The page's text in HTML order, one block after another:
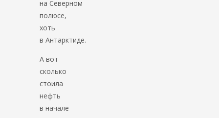
на Северном
полюсе,
хоть
в Антарктиде.
А вот
сколько
стоила
нефть
в начале